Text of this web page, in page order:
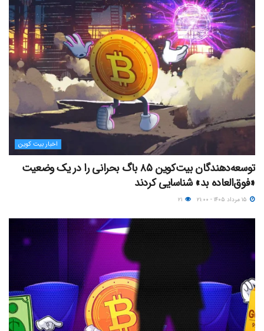
اخبار بیت کوین
توسعه‌دهندگان بیت‌کوین ۸۵ باگ بحرانی را در یک وضعیت
«فوق‌العاده بد» شناسایی کردند